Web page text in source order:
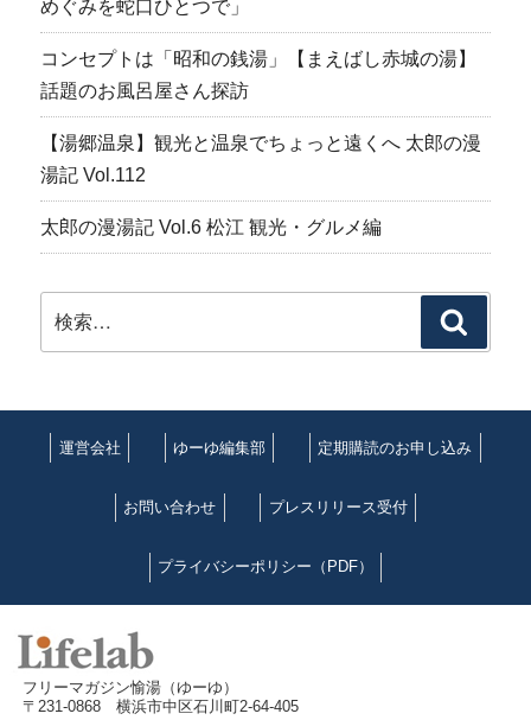
めぐみを蛇口ひとつで」
コンセプトは「昭和の銭湯」【まえばし赤城の湯】
話題のお風呂屋さん探訪
【湯郷温泉】観光と温泉でちょっと遠くへ 太郎の漫
湯記 Vol.112
太郎の漫湯記 Vol.6 松江 観光・グルメ編
索
運営会社 ゆーゆ編集部 定期購読のお申し込み
お問い合わせ プレスリリース受付
プライバシーポリシー（PDF）
フリーマガジン愉湯（ゆーゆ）
〒231-0868 横浜市中区石川町2-64-405